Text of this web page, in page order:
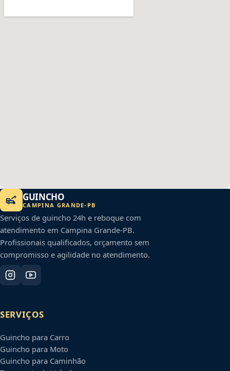
GUINCHO
CAMPINA GRANDE- PB
Serviços de guincho 24h e reboque com
atendimento em Campina Grande-PB.
Profissionais qualificados, orçamento sem
compromisso e agilidade no atendimento.
SERVIÇOS
Guincho para Carro
Guincho para Moto
Guincho para Caminhão